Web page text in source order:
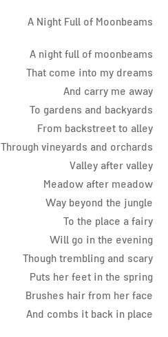
A Night Full of Moonbeams
A night full of moonbeams
That come into my dreams
And carry me away
To gardens and backyards
From backstreet to alley
Through vineyards and orchards
Valley after valley
Meadow after meadow
Way beyond the jungle
To the place a fairy
Will go in the evening
Though trembling and scary
Puts her feet in the spring
Brushes hair from her face
And combs it back in place